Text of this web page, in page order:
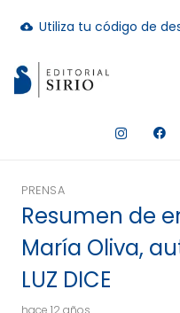
cloud_download Utiliza tu código de
hay resultados
PRENSA
Resumen de
María Oliva,
LUZ DICE
hace 12 años